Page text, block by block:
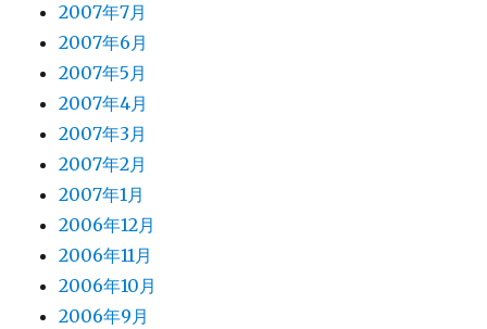
2007年7月
2007年6月
2007年5月
2007年4月
2007年3月
2007年2月
2007年1月
2006年12月
2006年11月
2006年10月
2006年9月